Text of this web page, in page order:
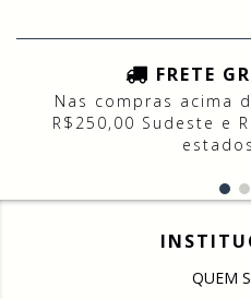
FRETE
Nas compras acima
R$250,00 Sudeste e
QUEM